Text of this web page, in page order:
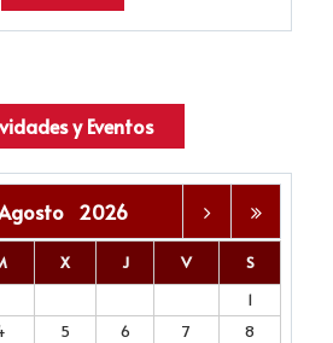
y Eventos
2026
X J V
S
1
5 6 7
8